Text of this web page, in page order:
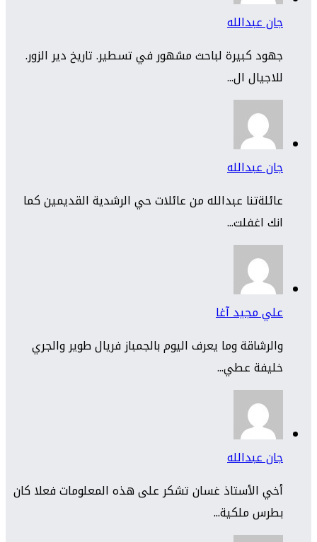
جان عبدالله
جهود كبيرة لباحث مشهور في تسطير. تاريخ دير الزور.
للاجيال ال...
جان عبدالله
عائلةتنا عبدالله من عائلات حي الرشدية القديمين كما
انك اغفلت...
علي مجيد آغا
والرشاقة وما يعرف اليوم بالجمباز فريال طوير والجري
خليفة عطي...
جان عبدالله
أخي الأستاذ غسان تشكر على هذه المعلومات فعلا كان
بطرس ملكية...